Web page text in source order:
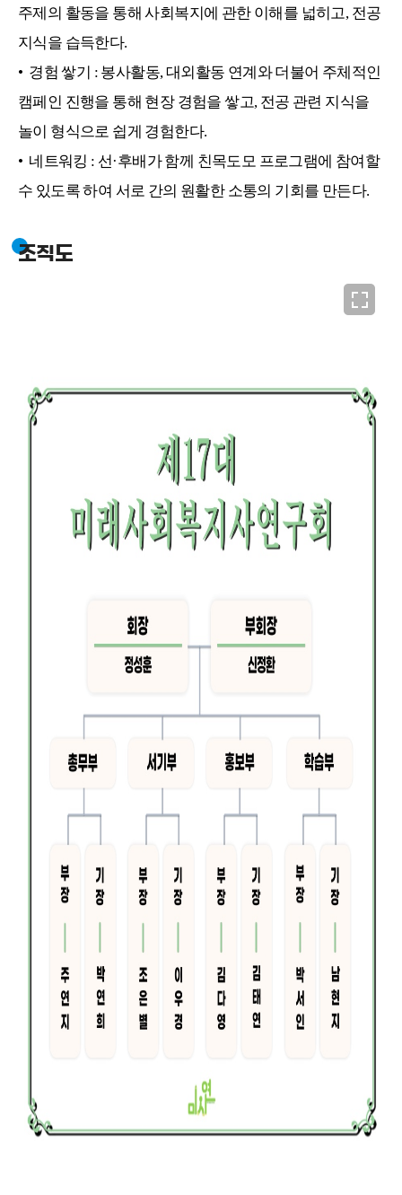
주제의 활동을 통해 사회복지에 관한 이해를 넓히고, 전공
지식을 습득한다.
• 경험 쌓기 : 봉사활동, 대외활동 연계와 더불어 주체적인
캠페인 진행을 통해 현장 경험을 쌓고, 전공 관련 지식을
놀이 형식으로 쉽게 경험한다.
• 네트워킹 : 선·후배가 함께 친목도모 프로그램에 참여할
수 있도록 하여 서로 간의 원활한 소통의 기회를 만든다.
조직도